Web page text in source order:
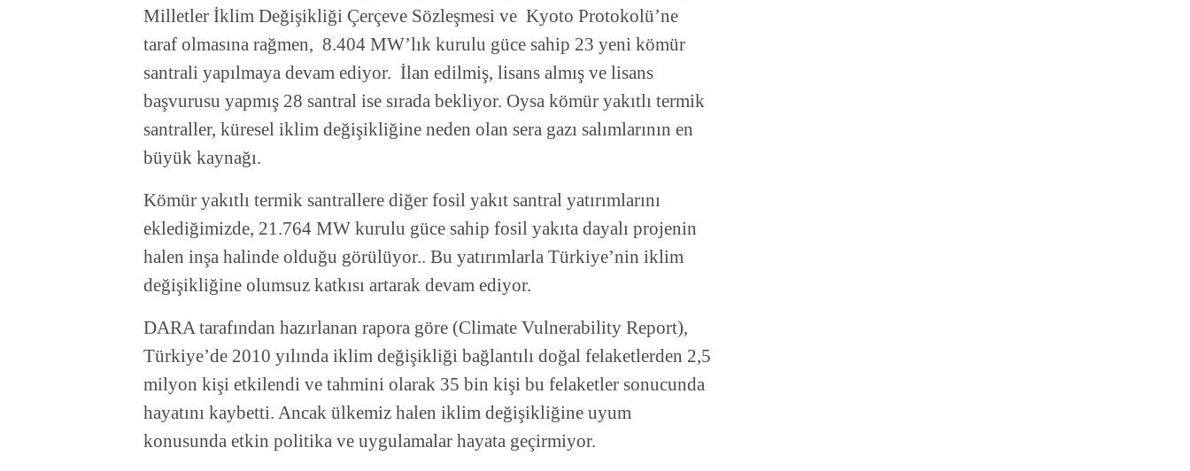
Milletler İklim Değişikliği Çerçeve Sözleşmesi ve Kyoto Protokolü’ne
taraf olmasına rağmen, 8.404 MW’lık kurulu güce sahip 23 yeni kömür
santrali yapılmaya devam ediyor. İlan edilmiş, lisans almış ve lisans
başvurusu yapmış 28 santral ise sırada bekliyor. Oysa kömür yakıtlı termik
santraller, küresel iklim değişikliğine neden olan sera gazı salımlarının en
büyük kaynağı.
Kömür yakıtlı termik santrallere diğer fosil yakıt santral yatırımlarını
eklediğimizde, 21.764 MW kurulu güce sahip fosil yakıta dayalı projenin
halen inşa halinde olduğu görülüyor.. Bu yatırımlarla Türkiye’nin iklim
değişikliğine olumsuz katkısı artarak devam ediyor.
DARA tarafından hazırlanan rapora göre (Climate Vulnerability Report),
Türkiye’de 2010 yılında iklim değişikliği bağlantılı doğal felaketlerden 2,5
milyon kişi etkilendi ve tahmini olarak 35 bin kişi bu felaketler sonucunda
hayatını kaybetti. Ancak ülkemiz halen iklim değişikliğine uyum
konusunda etkin politika ve uygulamalar hayata geçirmiyor.